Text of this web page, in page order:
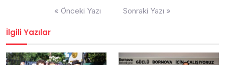
« Önceki Yazı Sonraki Yazı »
İlgili Yazılar